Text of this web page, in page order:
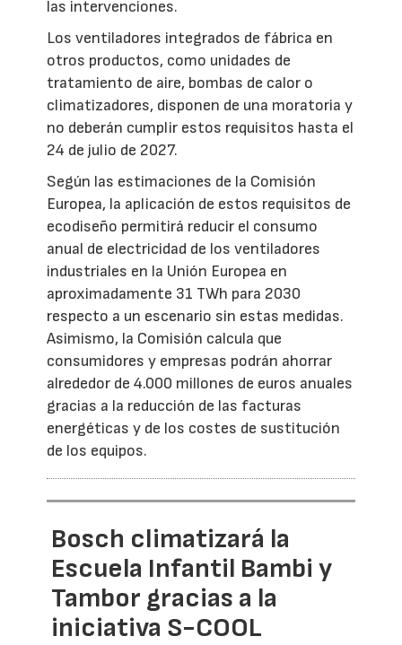
las intervenciones.
Los ventiladores integrados de fábrica en
otros productos, como unidades de
tratamiento de aire, bombas de calor o
climatizadores, disponen de una moratoria y
no deberán cumplir estos requisitos hasta el
24 de julio de 2027.
Según las estimaciones de la Comisión
Europea, la aplicación de estos requisitos de
ecodiseño permitirá reducir el consumo
anual de electricidad de los ventiladores
industriales en la Unión Europea en
aproximadamente 31 TWh para 2030
respecto a un escenario sin estas medidas.
Asimismo, la Comisión calcula que
consumidores y empresas podrán ahorrar
alrededor de 4.000 millones de euros anuales
gracias a la reducción de las facturas
energéticas y de los costes de sustitución
de los equipos.
Bosch climatizará la
Escuela Infantil Bambi y
Tambor gracias a la
iniciativa S-COOL